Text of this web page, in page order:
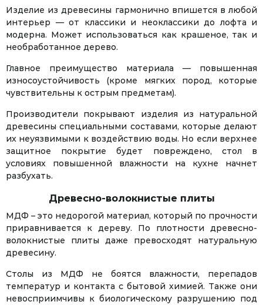
Изделие из древесины гармонично впишется в любой
интерьер — от классики и неоклассики до лофта и
модерна. Может использоваться как крашеное, так и
необработанное дерево.
Главное преимущество материала — повышенная
износоустойчивость (кроме мягких пород, которые
чувствительны к острым предметам).
Производители покрывают изделия из натуральной
древесины специальными составами, которые делают
их неуязвимыми к воздействию воды. Но если верхнее
защитное покрытие будет повреждено, стол в
условиях повышенной влажности на кухне начнет
разбухать.
Древесно-волокнистые плиты
МДФ – это недорогой материал, который по прочности
приравнивается к дереву. По плотности древесно-
волокнистые плиты даже превосходят натуральную
древесину.
Столы из МДФ не боятся влажности, перепадов
температур и контакта с бытовой химией. Также они
невосприимчивы к биологическому разрушению под